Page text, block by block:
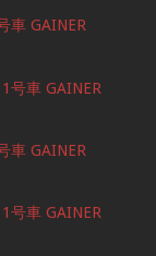
車 GAINER
号車 GAINER
車 GAINER
号車 GAINER